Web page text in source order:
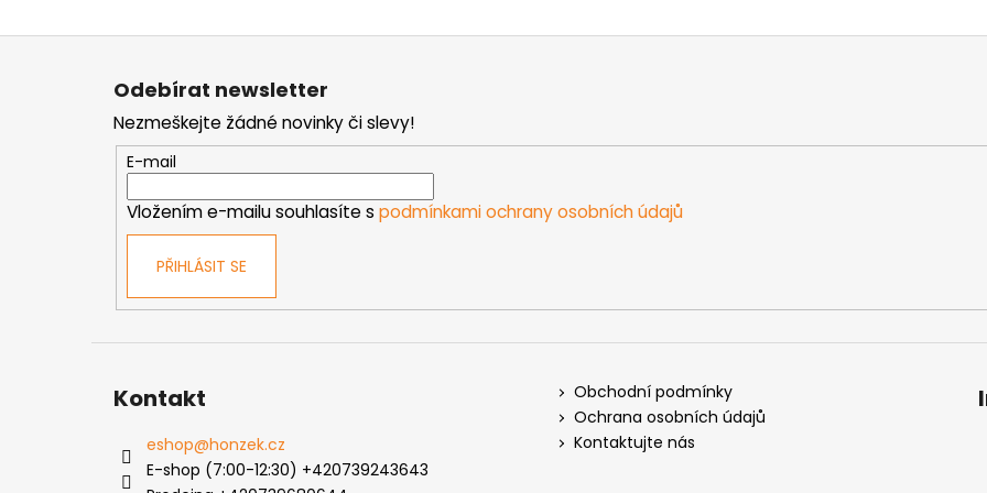
Z
Odebírat newsletter
Nezmeškejte žádné novinky či slevy!
E-mail
Vložením e-mailu souhlasíte s podmínkami ochrany osobních údajů
PŘIHLÁSIT SE
Kontakt
eshop@honzek.cz
E-shop (7:00-12:30) +420739243643
Obchodní podmínky
Ochrana osobních údajů
Kontaktujte nás